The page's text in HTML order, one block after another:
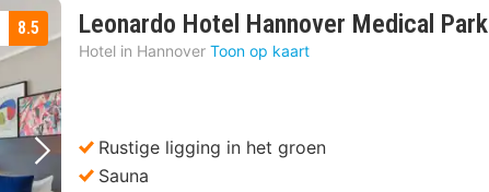
Volgende foto
8.5 Leonardo Hotel Hannover Medical Park2
Hotel in Hannover Toon op kaart
Rustige ligging in het groen
Sauna